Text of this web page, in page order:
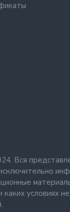
Вся
каких условиях